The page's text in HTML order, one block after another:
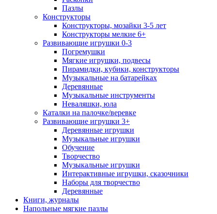
Пазлы
Конструкторы
Конструкторы, мозайки 3-5 лет
Конструкторы мелкие 6+
Развивающие игрушки 0-3
Погремушки
Мягкие игрушки, подвесы
Пирамидки, кубики, конструкторы
Музыкальные на батарейках
Деревянные
Музыкальные инструменты
Неваляшки, юла
Каталки на палочке/веревке
Развивающие игрушки 3+
Деревянные игрушки
Музыкальные игрушки
Обучение
Творчество
Музыкальные игрушки
Интерактивные игрушки, сказочники
Наборы для творчество
Деревянные
Книги, журналы
Напольные мягкие пазлы